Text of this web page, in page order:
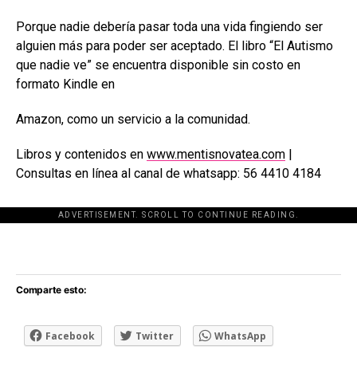
Porque nadie debería pasar toda una vida fingiendo ser
alguien más para poder ser aceptado. El libro “El Autismo
que nadie ve” se encuentra disponible sin costo en
formato Kindle en
Amazon, como un servicio a la comunidad.
Libros y contenidos en www.mentisnovatea.com |
Consultas en línea al canal de whatsapp: 56 4410 4184
ADVERTISEMENT. SCROLL TO CONTINUE READING.
[adsforwp id="243463"]
Comparte esto:
Facebook Twitter WhatsApp